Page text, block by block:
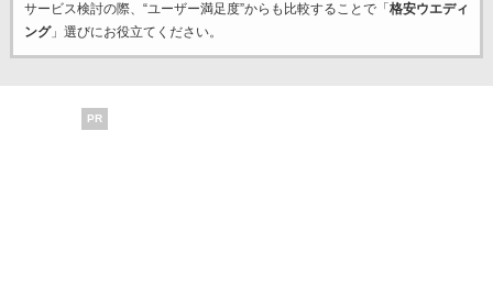
サービス検討の際、“ユーザー満足度”からも比較することで「 格安ウエディ
ング」選びにお役立てください。
PR